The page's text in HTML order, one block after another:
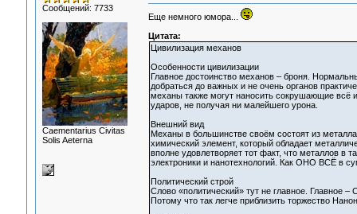
Сообщений: 7733
Сaementarius Civitas
Solis Aeterna
Еще немного юмора...
Цитата:
Цивилизация механов
Особенности цивилизации
Главное достоинство механов – броня.
добраться до важных и не очень органов
механы также могут наносить сокрушающие всё
ударов, не получая ни малейшего урона.
Внешний вид
Механы в большинстве своём состоят из
химический элемент, который обладает
вполне удовлетворяет тот факт, что металлов в
электроники и нанотехнологий. Как ОНО ВСЁ в
Политический строй
Слово «политический» тут не главное.
Потому что так легче приблизить торжество